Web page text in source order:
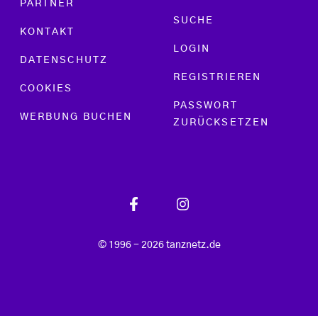
PARTNER
KONTAKT
DATENSCHUTZ
COOKIES
WERBUNG BUCHEN
SUCHE
LOGIN
REGISTRIEREN
PASSWORT
ZURÜCKSETZEN
© 1996 - 2026 tanznetz.de